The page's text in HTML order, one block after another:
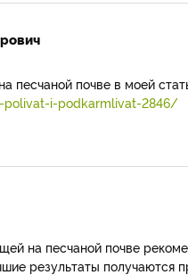
песчаной почве в моей
polivat-i-podkarmlivat-2846/
на песчаной почве
результаты получаются